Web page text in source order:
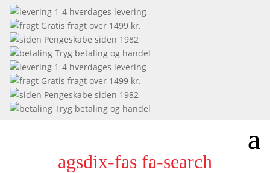
1-4 hverdages levering
Gratis fragt over 1499 kr.
Pengeskabe siden 1982
Tryg betaling og handel
1-4 hverdages levering
Gratis fragt over 1499 kr.
Pengeskabe siden 1982
Tryg betaling og handel
agsdix-fas fa-search